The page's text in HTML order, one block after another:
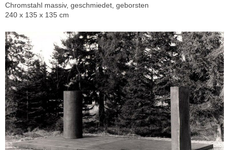
Chromstahl massiv, geschmiedet, geborsten
240 x 135 x 135 cm